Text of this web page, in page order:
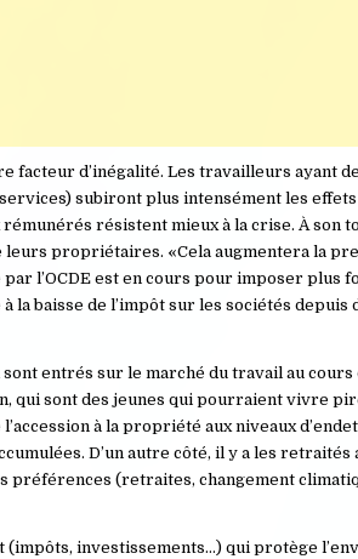
facteur d’inégalité. Les travailleurs ayant
subiront plus intensément les
résistent mieux à la crise. À son
propriétaires. «Cela augmentera la
l’OCDE est en cours pour imposer plus
la baisse de l’impôt sur les sociétés
sont entrés sur le marché du travail au
qui sont des jeunes qui pourraient vivre
à la propriété aux niveaux
D’un autre côté, il y a les retraités
préférences (retraites, changement
investissements…) qui protège